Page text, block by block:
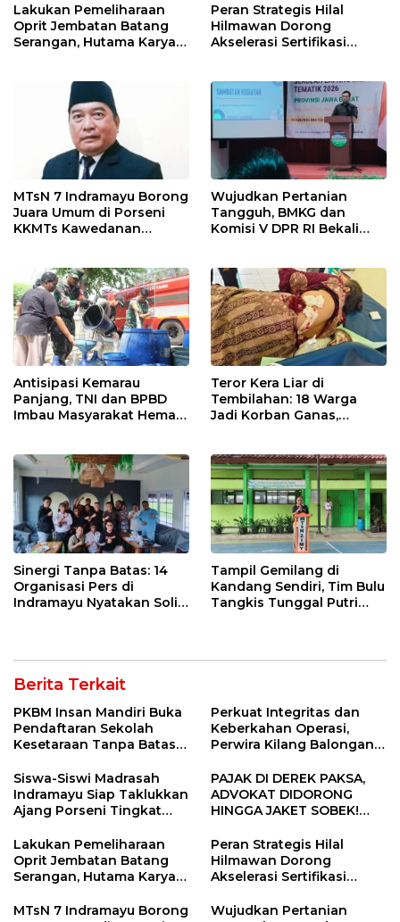
Lakukan Pemeliharaan
Oprit Jembatan Batang
Serangan, Hutama Karya
Peran Strategis Hilal
Hilmawan Dorong
Akselerasi Sertifikasi
Indramayu
MTsN 7 Indramayu Borong
Juara Umum di Porseni
KKMTs Kawedanan
Wujudkan Pertanian
Tangguh, BMKG dan
Komisi V DPR RI Bekali
Antisipasi Kemarau
Panjang, TNI dan BPBD
Imbau Masyarakat Hemat
Teror Kera Liar di
Tembilahan: 18 Warga
Jadi Korban Ganas,
Sinergi Tanpa Batas: 14
Organisasi Pers di
Indramayu Nyatakan Solid
Tampil Gemilang di
Kandang Sendiri, Tim Bulu
Tangkis Tunggal Putri
Berita Terkait
PKBM Insan Mandiri Buka
Pendaftaran Sekolah
Kesetaraan Tanpa Batas
Perkuat Integritas dan
Keberkahan Operasi,
Perwira Kilang Balongan
Siswa-Siswi Madrasah
Indramayu Siap Taklukkan
Ajang Porseni Tingkat
PAJAK DI DEREK PAKSA,
ADVOKAT DIDORONG
HINGGA JAKET SOBEK!
Ngamuk Kepung Polresta
Pekanbaru!
Lakukan Pemeliharaan
Oprit Jembatan Batang
Serangan, Hutama Karya
55 Tol Binjai–Langsa
Peran Strategis Hilal
Hilmawan Dorong
Akselerasi Sertifikasi
Entaskan Kemiskinan di
MTsN 7 Indramayu Borong
Wujudkan Pertanian